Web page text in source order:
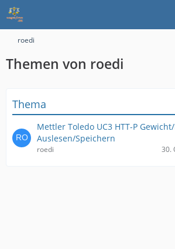
roedi
Themen von roedi
Thema
Mettler Toledo UC3 HTT-P
Auslesen/Speichern
roedi 30.